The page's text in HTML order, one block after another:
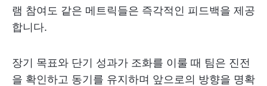
램 참여도 같은 메트릭들은 즉각적인 피드백을 제공
합니다.
장기 목표와 단기 성과가 조화를 이룰 때 팀은 진전
을 확인하고 동기를 유지하며 앞으로의 방향을 명확